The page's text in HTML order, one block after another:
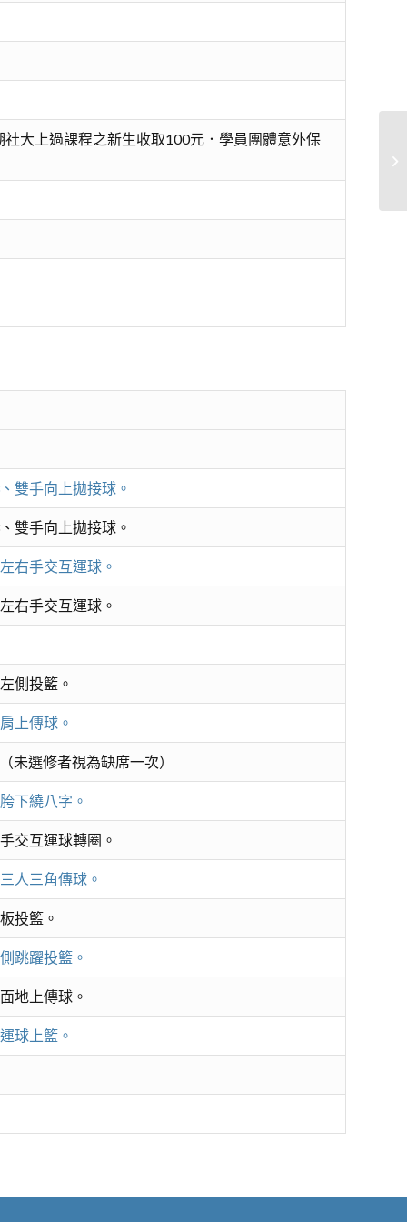
大上過課程之新生收取100元．學員團體意外保
雙手向上拋接球。
雙手向上拋接球。
右手交互運球。
右手交互運球。
側投籃。
上傳球。
未選修者視為缺席一次）
下繞八字。
交互運球轉圈。
人三角傳球。
投籃。
跳躍投籃。
地上傳球。
球上籃。
%